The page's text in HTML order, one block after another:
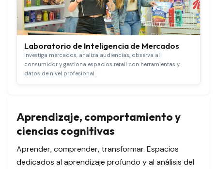
Laboratorio de Inteligencia de Mercados
Investiga mercados, analiza audiencias, observa al
consumidor y gestiona espacios retail con herramientas y
datos de nivel profesional.
Aprendizaje, comportamiento y
ciencias cognitivas
Aprender, comprender, transformar. Espacios
dedicados al aprendizaje profundo y al análisis del